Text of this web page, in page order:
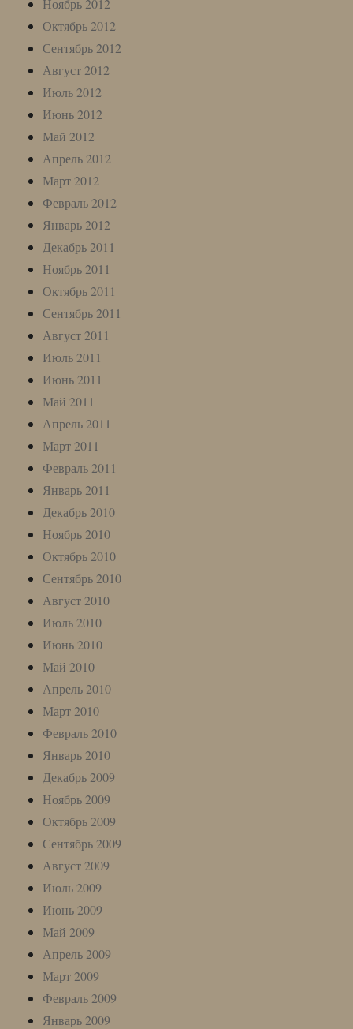
Ноябрь 2012
Октябрь 2012
Сентябрь 2012
Август 2012
Июль 2012
Июнь 2012
Май 2012
Апрель 2012
Март 2012
Февраль 2012
Январь 2012
Декабрь 2011
Ноябрь 2011
Октябрь 2011
Сентябрь 2011
Август 2011
Июль 2011
Июнь 2011
Май 2011
Апрель 2011
Март 2011
Февраль 2011
Январь 2011
Декабрь 2010
Ноябрь 2010
Октябрь 2010
Сентябрь 2010
Август 2010
Июль 2010
Июнь 2010
Май 2010
Апрель 2010
Март 2010
Февраль 2010
Январь 2010
Декабрь 2009
Ноябрь 2009
Октябрь 2009
Сентябрь 2009
Август 2009
Июль 2009
Июнь 2009
Май 2009
Апрель 2009
Март 2009
Февраль 2009
Январь 2009